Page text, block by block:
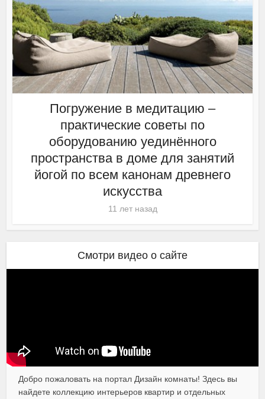
Погружение в медитацию –
практические советы по
оборудованию уединённого
пространства в доме для занятий
йогой по всем канонам древнего
искусства
11 лет назад
Смотри видео о сайте
Добро пожаловать на портал Дизайн комнаты! Здесь вы
найдете коллекцию интерьеров квартир и отдельных